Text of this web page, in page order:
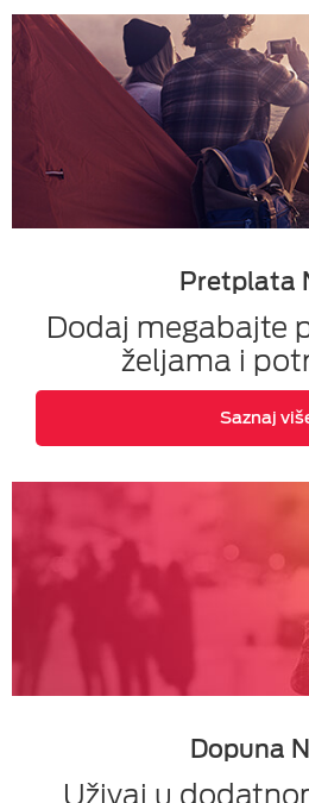
Pretplata
Dodaj megabajte
željama i
Saznaj
Dopuna
Uživaj u